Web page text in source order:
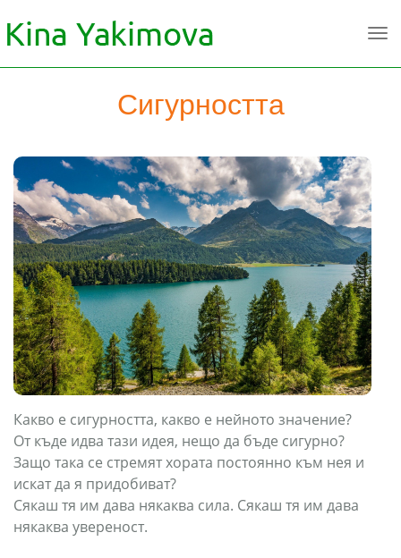
Сигурността
Какво е сигурността, какво е нейното значение?
От къде идва тази идея, нещо да бъде сигурно?
Защо така се стремят хората постоянно към нея и
искат да я придобиват?
Сякаш тя им дава някаква сила. Сякаш тя им дава
някаква увереност.